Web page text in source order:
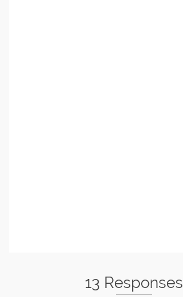
13 Responses